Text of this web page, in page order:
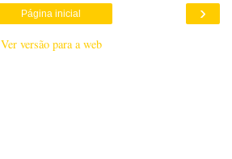
›
Página inicial
Ver versão para a web